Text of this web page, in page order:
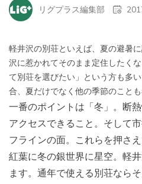
リグプラス編集部
軽井沢の別荘といえば、夏の避暑
沢に惹かれてそのまま定住したく
て別荘を選びたい」という方も多
合、夏だけでなく他の季節のこと
一番のポイントは「冬」。断
アクセスできること。そして
フラインの面。これらを押さ
紅葉に冬の銀世界に星空。軽
ます。通年で使える別荘なら